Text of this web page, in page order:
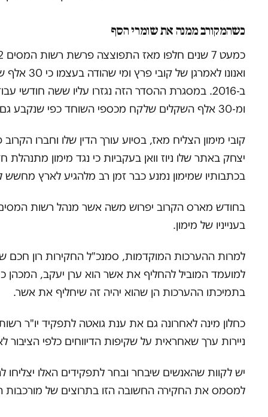
כשהמקורב ממנה את שומרי הסף
ואנונו
ב-2016. במסגרת ההסדר הזה נגזרו עליו ששה
ומ-30 אלף השקלים שלקח מכספי השוחד כפי שנקבע גם בהסתמך על הודאתו בהכרעת הדין של ואנונו – לא נותר זכר בהסדר הטיעון עמו.
קובי מימון הצליח מאז, בסיוע עורך הדין שלו וחברו
יצחק באתר שלו ניוז וואן בעקביות כי נגד מימון
בכתבותיו שמימון נמנע כבר זמן רב מלהגיע לארץ מחשש
בחודש מארס הקרוב יפרוש משה אשר מנהל רשות
בענייניו של מימון.
למרות ההערכות המוקדמות, סמנכ"ל החקירות רון חכם
למועמד המוביל להחליף את אשר הוא ערן יעקב, המכהן
בתמיכתו ההערכות הן שהוא יהיה זה שיחליף את אשר.
כחלון מינה לאחרונה גם את ענת גואטה לתפקיד יו"ר
ניירות ערך שאחראית על שקיפות הדיווחים כלפי הציבור
יש לקוות שהאנשים שיבחר ובחר לתפקידים האלו
למסמס את החקירה החשובה הזו בתרוצים של מורכבות